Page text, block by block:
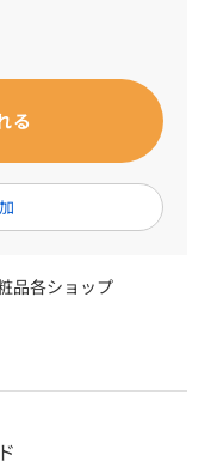
品各ショップ